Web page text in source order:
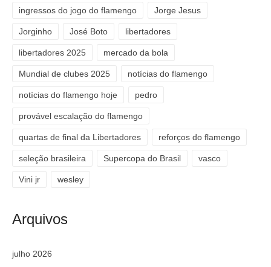
ingressos do jogo do flamengo Jorge Jesus
Jorginho José Boto libertadores
libertadores 2025 mercado da bola
Mundial de clubes 2025 notícias do flamengo
notícias do flamengo hoje pedro
provável escalação do flamengo
quartas de final da Libertadores reforços do flamengo
seleção brasileira Supercopa do Brasil vasco
Vini jr wesley
Arquivos
julho 2026